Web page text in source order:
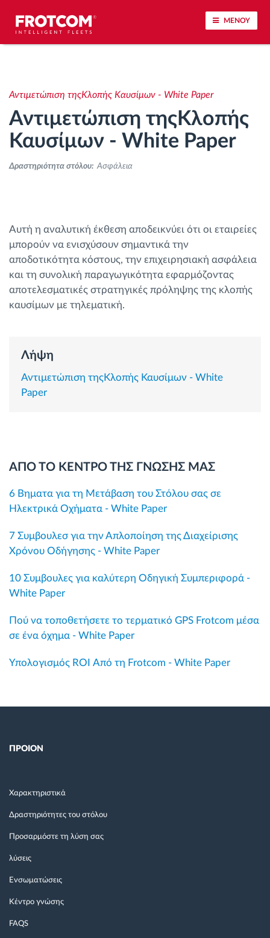
ΜΕΝΟΥ
Ανάλυση οδηγικής συμπεριφοράς
Παρακολούθηση του χρόνου οδήγησης
Έλεγχος πρόσβασης
Διαχείριση καυσίμου
Αυτόματη αναγνώριση οδηγού
Ανακαλύψτε όλα τα χαρακτηριστικά
δραστηριοτήτων του στόλου
Υπολογιστής εξοικονόμησης
Αντιμετώπιση τηςΚλοπής Καυσίμων - White Paper
Αντιμετώπιση τηςΚλοπής
Καυσίμων - White Paper
Δραστηριότητα στόλου: Ασφάλεια
Αυτή η αναλυτική έκθεση αποδεικνύει ότι οι εταιρείες
μπορούν να ενισχύσουν σημαντικά την
αποδοτικότητα κόστους, την επιχειρησιακή ασφάλεια
και τη συνολική παραγωγικότητα εφαρμόζοντας
αποτελεσματικές στρατηγικές πρόληψης της κλοπής
καυσίμων με τηλεματική.
Λήψη
Αντιμετώπιση τηςΚλοπής Καυσίμων - White
Paper
ΑΠΟ ΤΟ ΚΕΝΤΡΟ ΤΗΣ ΓΝΩΣΗΣ ΜΑΣ
6 Βηματα για τη Μετάβαση του Στόλου σας σε
Ηλεκτρικά Οχήματα - White Paper
7 Συμβουλεσ για την Απλοποίηση της Διαχείρισης
Χρόνου Οδήγησης - White Paper
10 Συμβουλες για καλύτερη Οδηγική Συμπεριφορά -
White Paper
Πού να τοποθετήσετε το τερματικό GPS Frotcom μέσα
σε ένα όχημα - White Paper
Υπολογισμός ROI Από τη Frotcom - White Paper
ΠΡΟΙΟΝ
Χαρακτηριστικά
Δραστηριότητες του στόλου
Προσαρμόστε τη λύση σας
λύσεις
Ενσωματώσεις
Κέντρο γνώσης
FAQS